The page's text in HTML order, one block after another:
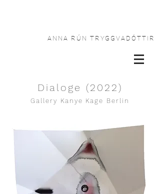
ANNA RÚN TRYGGVADÓTTIR
Dialoge (2022)
Gallery Kanye Kage Berlin